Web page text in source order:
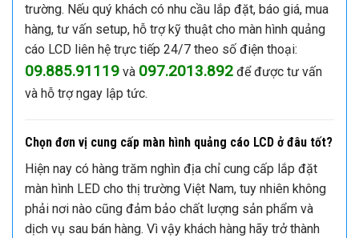
Báo giá màn hình quảng cáo LCD 49 inch chân
đứng
49 inch chân đứng thay đổi theo từng
thời điểm và có giá bán tại Thiên Hợp
khoảng22.000.000đồng/ thiết bị.